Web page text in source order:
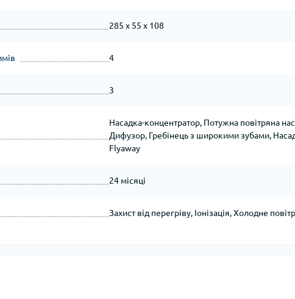
285 х 55 х 108
4
3
Насадка-концентратор, Потужна повітряна
Дифузор, Гребінець з широкими зубами,
Flyaway
24 місяці
Захист від перегріву, Іонізація, Холодне